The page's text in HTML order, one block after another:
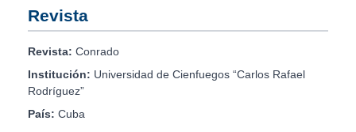
Revista
Revista: Conrado
Institución: Universidad de Cienfuegos “Carlos Rafael
Rodríguez”
País: Cuba